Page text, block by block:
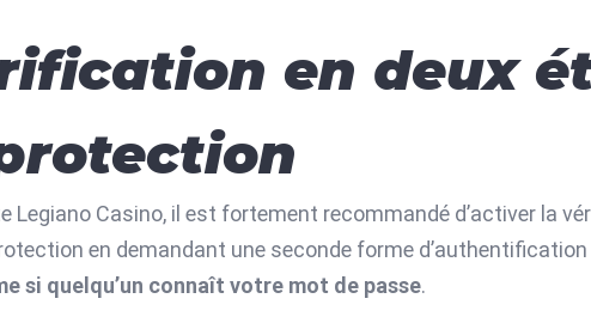
en deux
Legiano Casino, il est fortement recommandé d’activer la
en demandant une seconde forme
si quelqu’un connaît votre mot de passe.